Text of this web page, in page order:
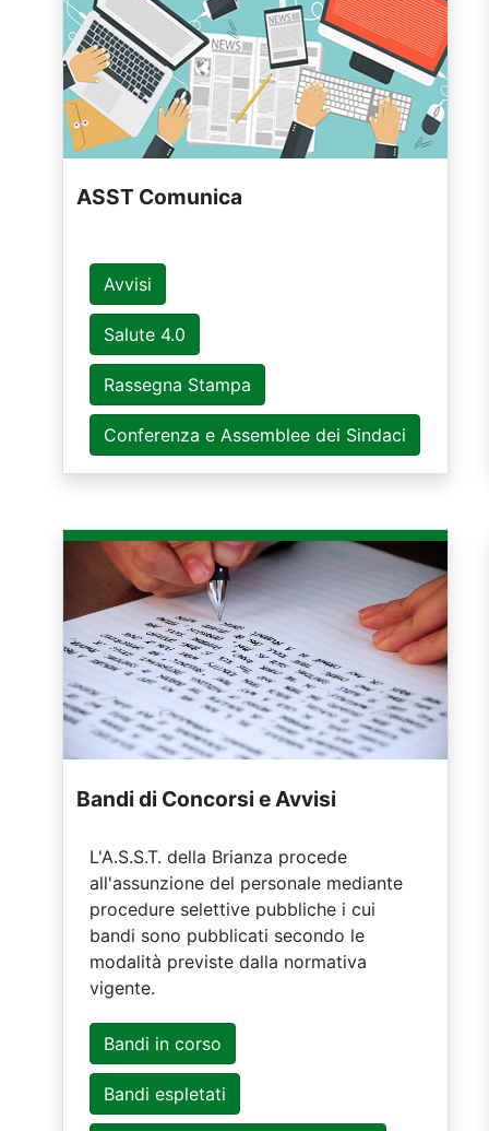
ASST Comunica
Avvisi
Salute 4.0
Rassegna Stampa
Conferenza e Assemblee dei Sindaci
Bandi di Concorsi e Avvisi
L'A.S.S.T. della Brianza procede
all'assunzione del personale mediante
procedure selettive pubbliche i cui
bandi sono pubblicati secondo le
modalità previste dalla normativa
vigente.
Bandi in corso
Bandi espletati